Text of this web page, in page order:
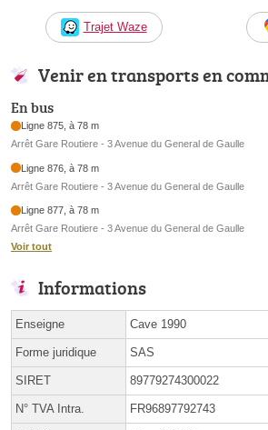
Trajet Waze
Venir en transports en
En bus
Ligne 875, à 78 m
Arrêt Gare Routiere - 3 Avenue du General de Gaulle
Ligne 876, à 78 m
Arrêt Gare Routiere - 3 Avenue du General de Gaulle
Ligne 877, à 78 m
Arrêt Gare Routiere - 3 Avenue du General de Gaulle
Voir tout
Informations
Enseigne Cave 1990
Forme juridique SAS
SIRET 89779274300022
N° TVA Intra. FR96897792743